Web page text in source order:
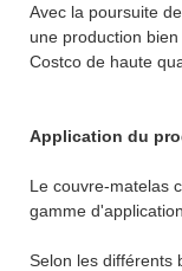
Avec la poursuite
une production
Costco de haute
Application du
Le couvre-matelas
gamme
Selon les différents